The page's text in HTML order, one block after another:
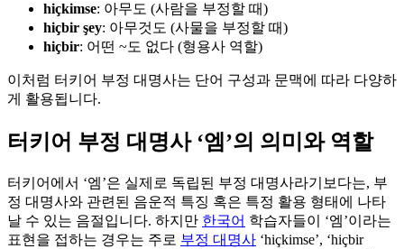
hiçkimse: 아무도 (사람을 부정할 때)
hiçbir şey: 아무것도 (사물을 부정할 때)
hiçbir: 어떤 ~도 없다 (형용사 역할)
이처럼 터키어 부정 대명사는 단어 구성과 문맥에 따라 다양하
게 활용됩니다.
터키어 부정 대명사 ‘엠’의 의미와 역할
터키어에서 ‘엠’은 실제로 독립된 부정 대명사라기보다는, 부
정 대명사와 관련된 음운적 특징 혹은 특정 활용 형태에 나타
날 수 있는 음절입니다. 하지만 한국어 학습자들이 ‘엠’이라는
표현을 접하는 경우는 주로 부정 대명사 ‘hiçkimse’, ‘hiçbir